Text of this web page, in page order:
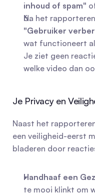
inhoud of spam"
"Gebruiker
wat functioneert
Je ziet geen
welke video dan
Je Privacy en
Naast het
een veiligheid-eerst
bladeren door
Handhaaf een
te mooi klinkt om